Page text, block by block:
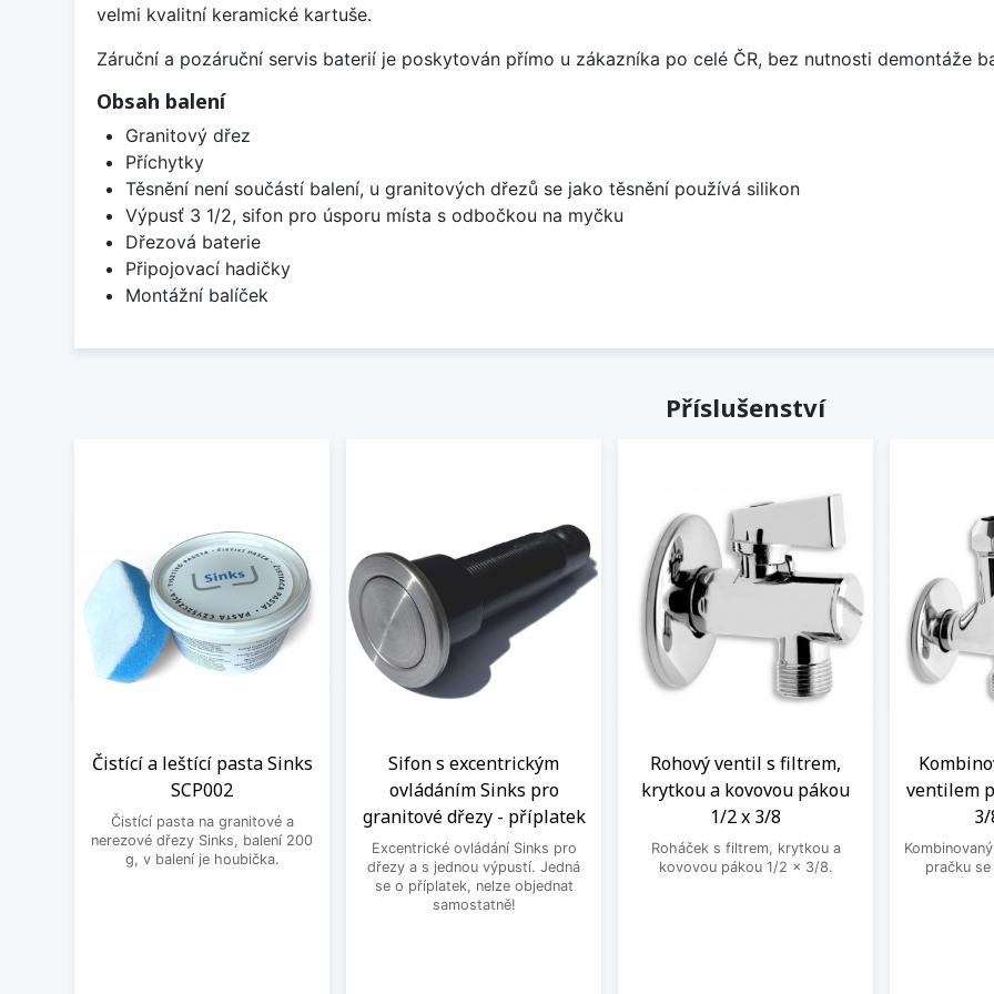
velmi kvalitní keramické kartuše.
Záruční a pozáruční servis baterií je poskytován přímo u zákazníka po celé ČR, bez nutnosti demontáže
Obsah balení
Granitový dřez
Příchytky
Těsnění není součástí balení, u granitových dřezů se jako těsnění používá silikon
Výpusť 3 1/2, sifon pro úsporu místa s odbočkou na myčku
Dřezová baterie
Připojovací hadičky
Montážní balíček
Příslušenství
Čistící a leštící pasta Sinks
SCP002
Čistící pasta na granitové a
nerezové dřezy Sinks, balení 200
g, v balení je houbička.
Sifon s excentrickým
ovládáním Sinks pro
granitové dřezy - příplatek
Excentrické ovládání Sinks pro
dřezy a s jednou výpustí. Jedná
se o příplatek, nelze objednat
samostatně!
Rohový ventil s filtrem,
krytkou a kovovou pákou
1/2 x 3/8
Roháček s filtrem, krytkou a
kovovou pákou 1/2 x 3/8.
ventilem
pračku